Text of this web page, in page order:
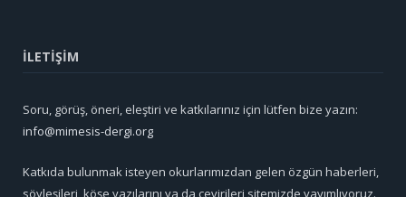
İLETİŞİM
Soru, görüş, öneri, eleştiri ve katkılarınız için lütfen bize yazın:
info@mimesis-dergi.org
Katkıda bulunmak isteyen okurlarımızdan gelen özgün haberleri,
söyleşileri, köşe yazılarını ya da çevirileri sitemizde yayımlıyoruz.